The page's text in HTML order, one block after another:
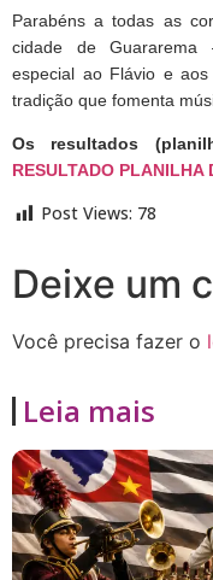
Parabéns a todas as
cidade de
especial ao Flávio e
tradição que fomenta
Os resultados
RESULTADO PLANILHA
Post Views: 78
Deixe um
Você precisa fazer o
Leia mais